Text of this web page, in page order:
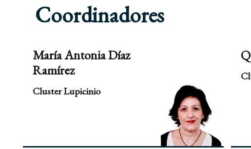
Coordinadores
María Antonia Díaz
Ramírez
Cluster Lupicinio